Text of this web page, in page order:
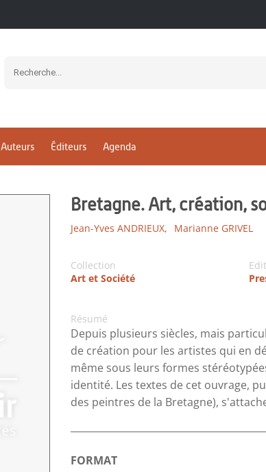
Auteurs Éditeurs Agenda
Bretagne. Art, création,
Jean-Yves ANDRIEUX, Marianne GRIVEL
Collection
Art et Société
Résumé
Depuis plusieurs siècles, mais
de création pour les artistes qui en
même sous leurs formes
identité. Les textes de cet ouvrage,
des peintres de la Bretagne),
FORMAT